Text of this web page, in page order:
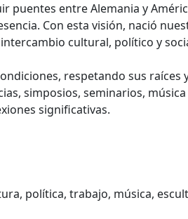
puentes entre Alemania y
Con esta visión, nació
cultural, político y
respetando sus raíces
simposios, seminarios, música
significativas.
política, trabajo, música,